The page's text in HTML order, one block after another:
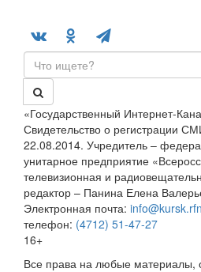
«Государственный Интернет-
Свидетельство о регистрации
22.08.2014. Учредитель –
унитарное предприятие
телевизионная и
редактор – Панина Елена
Электронная почта:
телефон: (4712) 51-47-27
16+
Все права на любые материалы,